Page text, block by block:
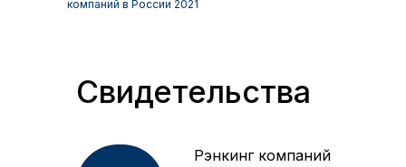
компаний в России 2021
Свидетельства
Рэнкинг компаний